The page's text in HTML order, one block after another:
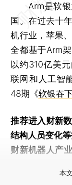
Arm是软银
国。在过去十
机行业，苹果
全都基于Arm
以约310亿美
联网和人工智
48期《软银吞
推荐进入财新
结构人员变化等
财新机器人产
本